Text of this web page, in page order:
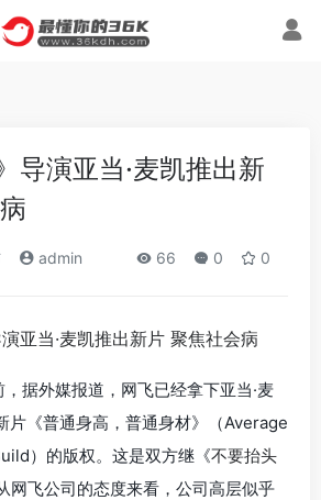
导演亚当·麦凯推出新
admin 66 0 0
，据外媒报道，网飞已经拿下亚当·麦
片《普通身高，普通身材》（Average
）的版权。这是双方继《不要抬头
网飞公司的态度来看，公司高层似乎